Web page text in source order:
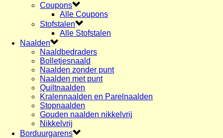
Coupons
Alle Coupons
Stofstalen
Alle Stofstalen
Naalden
Naaldbedraders
Bolletjesnaald
Naalden zonder punt
Naalden met punt
Quiltnaalden
Kralennaalden en Parelnaalden
Stopnaalden
Gouden naalden nikkelvrij
Nikkelvrij
Borduurgarens